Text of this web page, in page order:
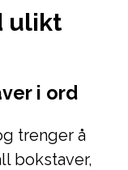
ulikt
i ord
trenger å
bokstaver,